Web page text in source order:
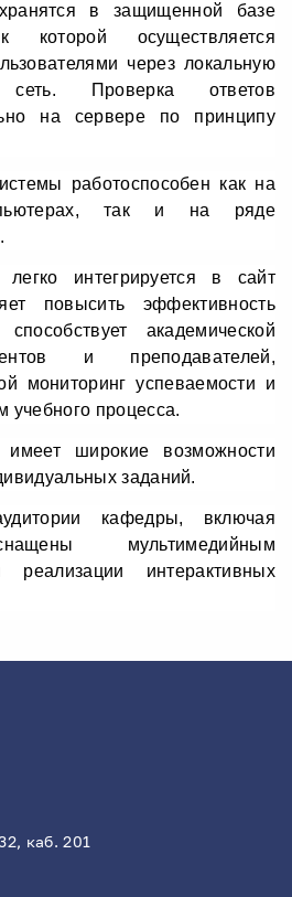
в защищенной базе
осуществляется
через локальную
Проверка ответов
на сервере по принципу
работоспособен как на
так и на ряде
интегрируется в сайт
повысить эффективность
академической
и преподавателей,
мониторинг успеваемости и
учебного процесса.
широкие возможности
заданий.
кафедры, включая
мультимедийным
реализации интерактивных
каб. 201